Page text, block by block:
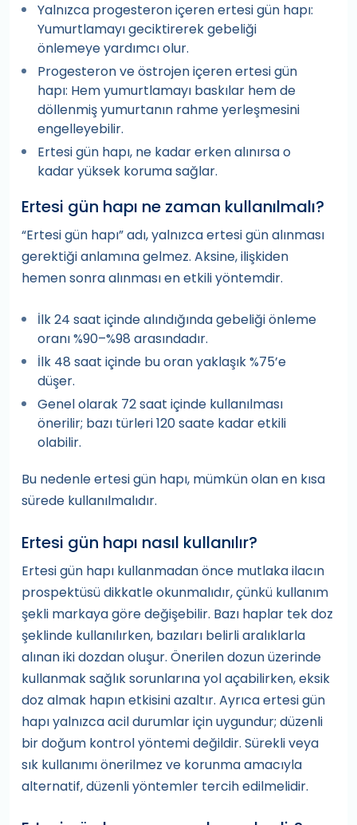
Yalnızca progesteron içeren ertesi gün hapı:
Yumurtlamayı geciktirerek gebeliği
önlemeye yardımcı olur.
Progesteron ve östrojen içeren ertesi gün
hapı: Hem yumurtlamayı baskılar hem de
döllenmiş yumurtanın rahme yerleşmesini
engelleyebilir.
Ertesi gün hapı, ne kadar erken alınırsa o
kadar yüksek koruma sağlar.
Ertesi gün hapı ne zaman kullanılmalı?
“Ertesi gün hapı” adı, yalnızca ertesi gün alınması
gerektiği anlamına gelmez. Aksine, ilişkiden
hemen sonra alınması en etkili yöntemdir.
İlk 24 saat içinde alındığında gebeliği önleme
oranı %90–%98 arasındadır.
İlk 48 saat içinde bu oran yaklaşık %75’e
düşer.
Genel olarak 72 saat içinde kullanılması
önerilir; bazı türleri 120 saate kadar etkili
olabilir.
Bu nedenle ertesi gün hapı, mümkün olan en kısa
sürede kullanılmalıdır.
Ertesi gün hapı nasıl kullanılır?
Ertesi gün hapı kullanmadan önce mutlaka ilacın
prospektüsü dikkatle okunmalıdır, çünkü kullanım
şekli markaya göre değişebilir. Bazı haplar tek doz
şeklinde kullanılırken, bazıları belirli aralıklarla
alınan iki dozdan oluşur. Önerilen dozun üzerinde
kullanmak sağlık sorunlarına yol açabilirken, eksik
doz almak hapın etkisini azaltır. Ayrıca ertesi gün
hapı yalnızca acil durumlar için uygundur; düzenli
bir doğum kontrol yöntemi değildir. Sürekli veya
sık kullanımı önerilmez ve korunma amacıyla
alternatif, düzenli yöntemler tercih edilmelidir.